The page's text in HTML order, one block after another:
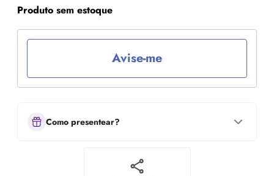
Produto sem estoque
Avise-me
Como presentear?